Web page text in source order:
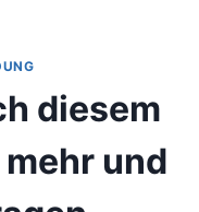
diesem
und